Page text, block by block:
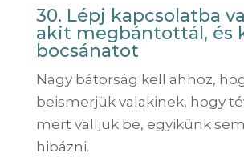
30. Lépj kapcsolatba
akit megbántottál, és
bocsánatot
Nagy bátorság kell ahhoz,
beismerjük valakinek, hogy
mert valljuk be, egyikünk
hibázni.